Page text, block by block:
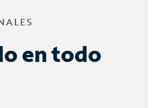
en todo